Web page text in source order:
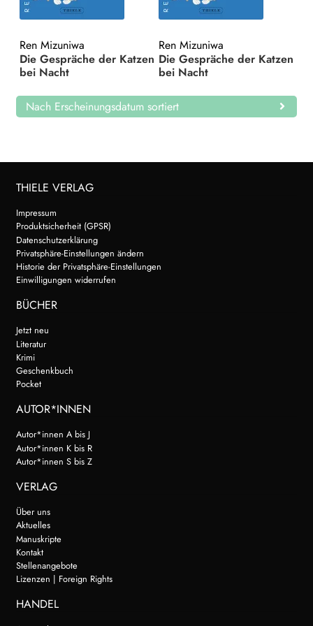
Search:
Ren Mizuniwa
Die Gespräche der Katzen
bei Nacht
Ren Mizuniwa
Die Gespräche der Katzen
bei Nacht
Nach Erscheinungsdatum sortiert
THIELE VERLAG
Impressum
Produktsicherheit (GPSR)
Datenschutzerklärung
Privatsphäre-Einstellungen ändern
Historie der Privatsphäre-Einstellungen
Einwilligungen widerrufen
BÜCHER
Jetzt neu
Literatur
Krimi
Geschenkbuch
Pocket
AUTOR*INNEN
Autor*innen A bis J
Autor*innen K bis R
Autor*innen S bis Z
VERLAG
Über uns
Aktuelles
Manuskripte
Kontakt
Stellenangebote
Lizenzen | Foreign Rights
HANDEL